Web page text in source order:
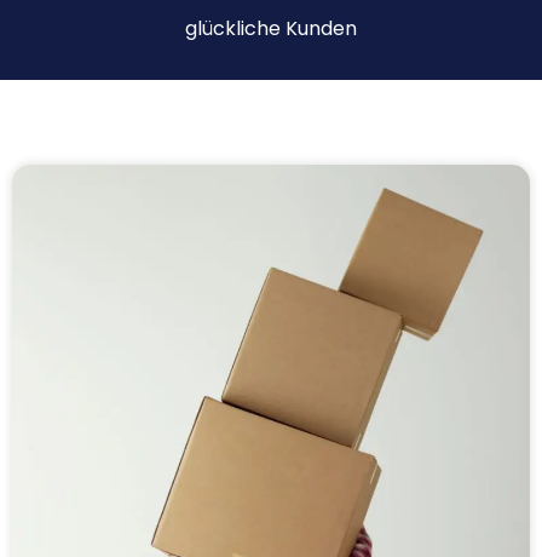
glückliche Kunden